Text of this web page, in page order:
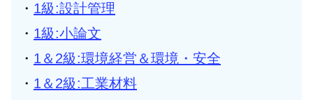
・ 1級:設計管理
・ 1級:小論文
・ 1＆2級:環境経営＆環境・安全
・ 1＆2級:工業材料